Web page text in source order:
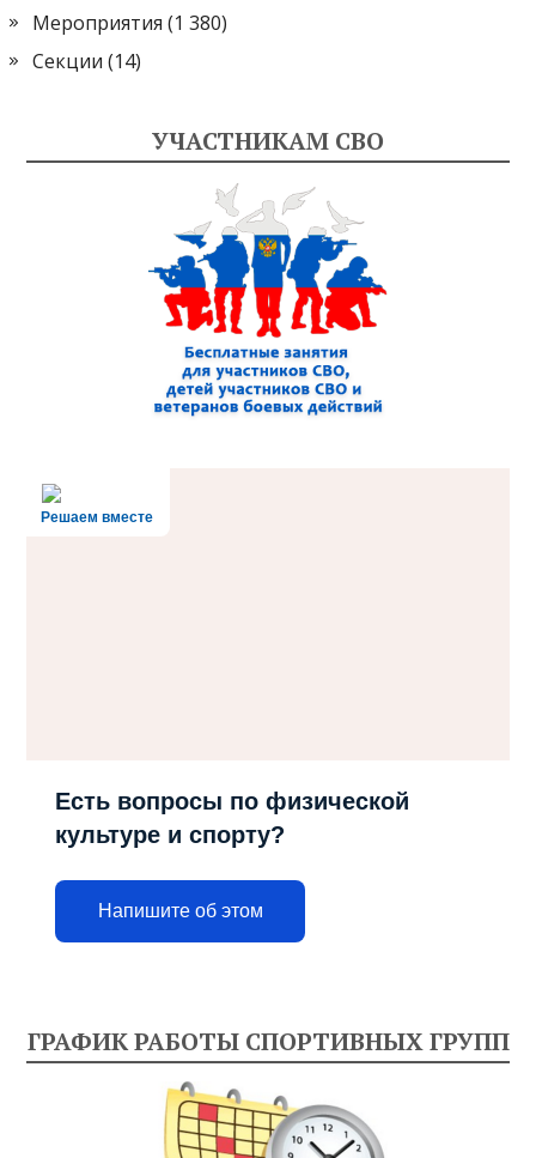
Мероприятия (1 380)
Секции (14)
УЧАСТНИКАМ СВО
Решаем вместе
Есть вопросы по физической
культуре и спорту?
Напишите об этом
ГРАФИК РАБОТЫ СПОРТИВНЫХ ГРУПП